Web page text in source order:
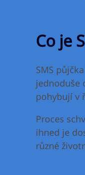
Co je
SMS
jednoduše
pohybují v
Proces
ihned je
různé